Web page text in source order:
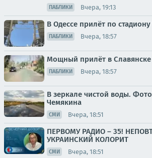
ПАБЛИКИ Вчера, 19:13
В Одессе прилёт по
ПАБЛИКИ Вчера, 18:57
Мощный прилёт в Славянске
ПАБЛИКИ Вчера, 18:57
В зеркале чистой воды.
Чемякина
СМИ Вчера, 18:51
ПЕРВОМУ РАДИО – 35!
УКРАИНСКИЙ КОЛОРИТ
СМИ Вчера, 18:51